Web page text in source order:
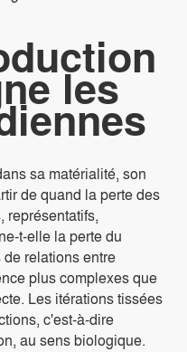
les
sa matérialité, son
de quand la perte des
t-elle la perte du
relations entre
plus complexes que
Les itérations tissées
c'est-à-dire
au sens biologique.